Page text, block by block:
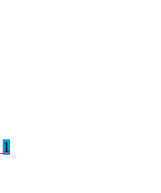
1